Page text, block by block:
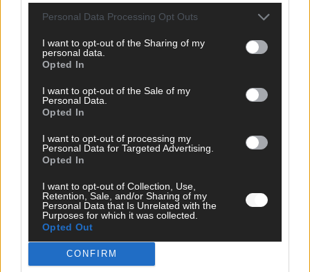
Personal Data Processing Opt Outs
I want to opt-out of the Sharing of my
personal data.
Opted In
I want to opt-out of the Sale of my
Personal Data.
Opted In
I want to opt-out of processing my
Personal Data for Targeted Advertising.
Opted In
I want to opt-out of Collection, Use,
Retention, Sale, and/or Sharing of my
Personal Data that Is Unrelated with the
Purposes for which it was collected.
Opted Out
CONFIRM
DIREKT ZUM THEMA
News